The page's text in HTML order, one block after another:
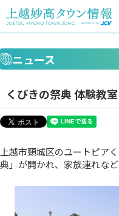
ニュース
くびきの祭典 体験教
上越市頸城区のユートピア
典」が開かれ、家族連れな